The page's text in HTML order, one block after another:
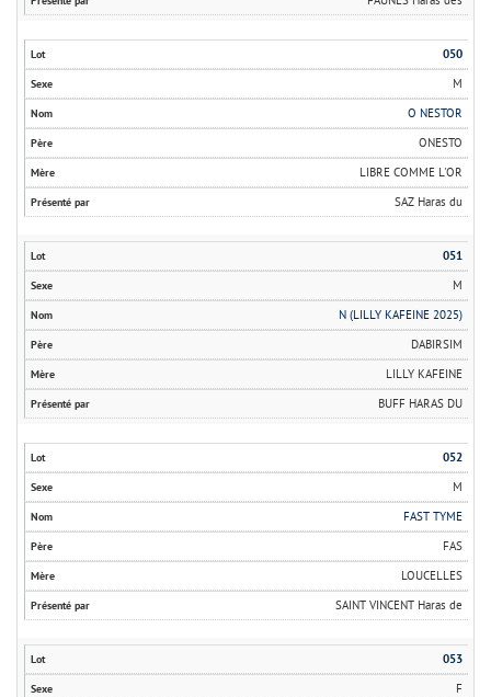
050
M
O NESTOR
ONESTO
LIBRE COMME L'OR
SAZ Haras du
051
M
N (LILLY KAFEINE 2025)
DABIRSIM
LILLY KAFEINE
BUFF HARAS DU
052
M
FAST TYME
FAS
LOUCELLES
SAINT VINCENT Haras de
053
F